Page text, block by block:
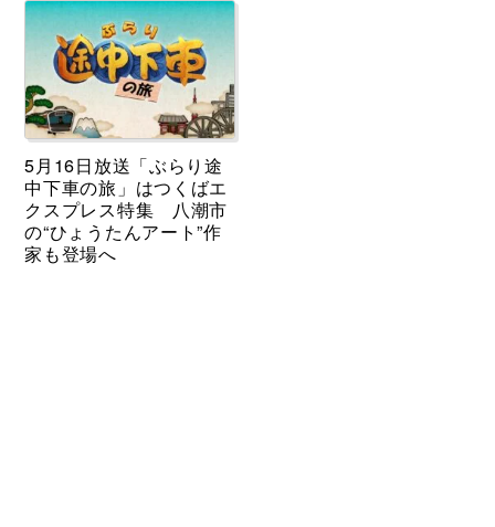
5月16日放送「ぶらり途
中下車の旅」はつくばエ
クスプレス特集 八潮市
の“ひょうたんアート”作
家も登場へ